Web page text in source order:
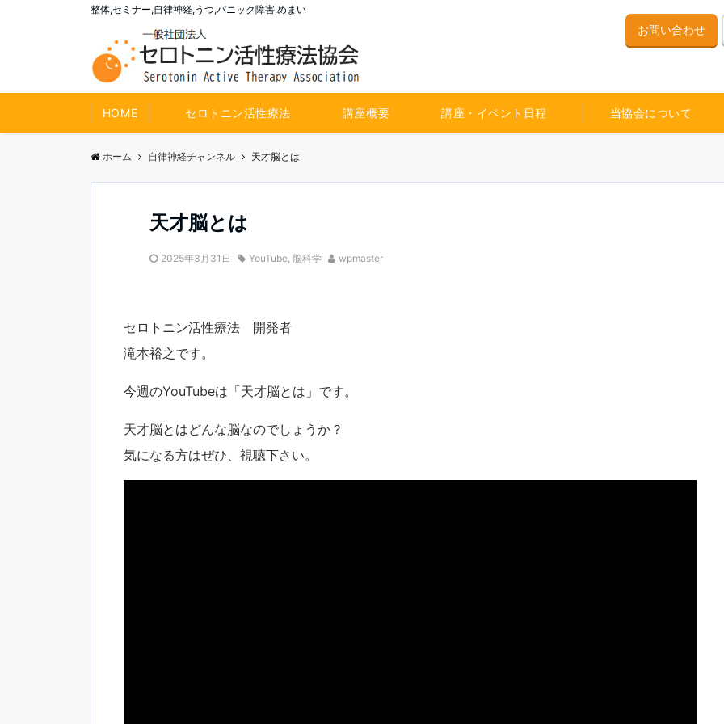
整体,セミナー,自律神経,うつ,パニック障害,めまい
お問い合わせ
HOME セロトニン活性療法 講座概要 講座・イベント日程 当協会について
ホーム 自律神経チャンネル 天才脳とは
天才脳とは
2025年3月31日 YouTube, 脳科学 wpmaster
セロトニン活性療法 開発者
滝本裕之です。
今週のYouTubeは「天才脳とは」です。
天才脳とはどんな脳なのでしょうか？
気になる方はぜひ、視聴下さい。